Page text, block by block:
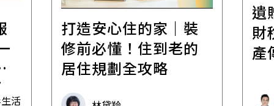
活
打造安心住的家｜裝
修前必懂！住到老的
居住規劃全攻略
遺
財
產